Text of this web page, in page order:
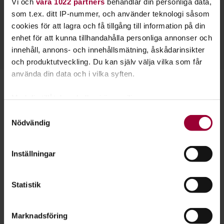
som t.ex. ditt IP-nummer, och använder teknologi såsom
cookies för att lagra och få tillgång till information på din
enhet för att kunna tillhandahålla personliga annonser och
innehåll, annons- och innehållsmätning, åskådarinsikter
och produktutveckling. Du kan själv välja vilka som får
använda din data och i vilka syften.
som kan ha en noggrannhet på upp till flera meter
Du kan ändra eller dra tillbaka ditt samtycke när som
För att du ska få en så bra upplevelse som möjligt
Nödvändig
Inställningar
Statistik
Marknadsföring
Sigrid Magnusdotter
Folkbildningsutvecklare, Profilområdesansvarig Miljö
Skicka e-post
0721-75 11 21
Läs mer
Lär dig tillsammans med andra genom att starta en
studiecirkel hos Studiefrämjandet.
Läs mer om att starta studiecirkel